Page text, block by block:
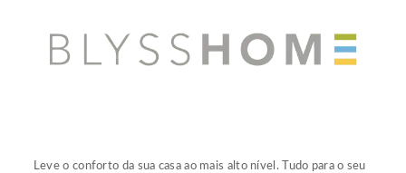
Leve o conforto da sua casa ao mais alto nível. Tudo para o seu